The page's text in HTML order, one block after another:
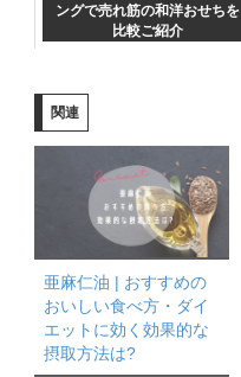
ングで売れ筋の和洋おせちを
比較ご紹介
関連
亜麻仁油 | おすすめの
おいしい食べ方・ダイ
エットに効く効果的な
摂取方法は?